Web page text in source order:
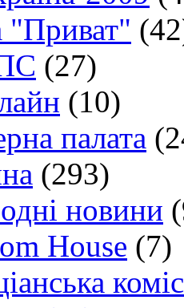
"Приват"
(27)
(10)
палата
(293)
новини
House (7)